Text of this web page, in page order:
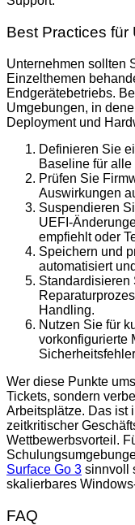
Best Practices für
Unternehmen sollten
Einzelthemen
Endgerätebetriebs.
Umgebungen, in
Deployment und
Definieren Sie
Baseline für
Prüfen Sie
Auswirkungen
Suspendieren
UEFI-
empfiehlt oder
Speichern und
automatisiert
Standardisieren
Handling.
Nutzen Sie für
vorkonfigurierte
Wer diese Punkte
Tickets, sondern
Arbeitsplätze. Das ist
zeitkritischer
Wettbewerbsvorteil.
Surface Go 3 sinnvoll
skalierbares
FAQ